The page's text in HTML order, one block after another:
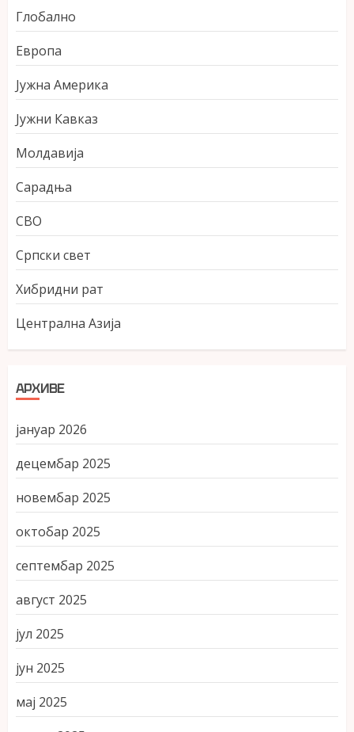
Глобално
Европа
Јужна Америка
Јужни Кавказ
Молдавија
Сарадња
СВО
Српски свет
Хибридни рат
Централна Азија
АРХИВЕ
јануар 2026
децембар 2025
новембар 2025
октобар 2025
септембар 2025
август 2025
јул 2025
јун 2025
мај 2025